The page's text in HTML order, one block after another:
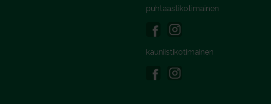
puhtaastikotimainen
kauniistikotimainen